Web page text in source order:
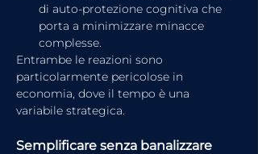
di auto-protezione cognitiva che
porta a minimizzare minacce
complesse.
Entrambe le reazioni sono
particolarmente pericolose in
economia, dove il tempo è una
variabile strategica.
Semplificare senza banalizzare